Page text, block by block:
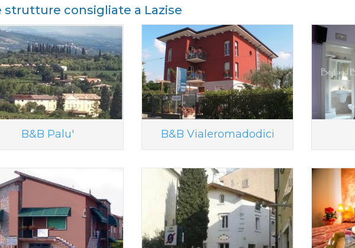
strutture consigliate a Lazise
B&B Palu' B&B Vialeromadodici